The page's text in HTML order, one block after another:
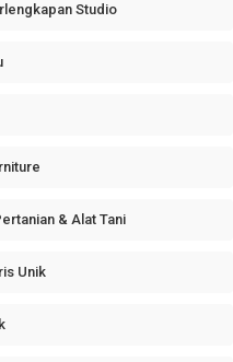
Studio
& Alat Tani
Unik